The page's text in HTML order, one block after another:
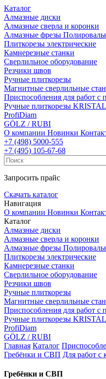
Каталог
Алмазные диски
Алмазные сверла и коронки
Алмазные фрезы
Плиткорезы электрические
Камнерезные станки
Сверлильное оборудование
Резчики швов
Ручные плиткорезы
Магнитные сверлильные
Приспособления для работ с
Ручные плиткорезы KRISTAL
ProfiDiam
GÖLZ / RUBI
О компании Новинки
+7 (498) 5000-555
+7 (495) 105-67-68
Запросить прайс
Скачать каталог
Навигация
О компании Новинки
Каталог
Алмазные диски
Алмазные сверла и коронки
Алмазные фрезы
Плиткорезы электрические
Камнерезные станки
Сверлильное оборудование
Резчики швов
Ручные плиткорезы
Магнитные сверлильные
Приспособления для работ с
Ручные плиткорезы KRISTAL
ProfiDiam
GÖLZ / RUBI
Главная Каталог
Гребёнки и СВП Для работ с
Гребёнки и СВП